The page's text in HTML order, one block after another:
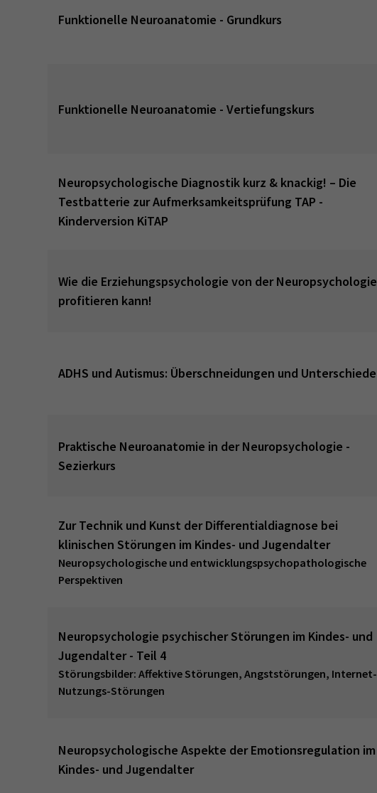
Funktionelle Neuroanatomie - Grundkurs
Funktionelle Neuroanatomie - Vertiefungskurs
Neuropsychologische Diagnostik kurz & knackig! – Die
Testbatterie zur Aufmerksamkeitsprüfung TAP -
Kinderversion KiTAP
Wie die Erziehungspsychologie von der Neuropsychologie
profitieren kann!
ADHS und Autismus: Überschneidungen und Unterschiede
Praktische Neuroanatomie in der Neuropsychologie -
Sezierkurs
Zur Technik und Kunst der Differentialdiagnose bei
klinischen Störungen im Kindes- und Jugendalter
Neuropsychologische und entwicklungspsychopathologische
Perspektiven
Neuropsychologie psychischer Störungen im Kindes- und
Jugendalter - Teil 4
Störungsbilder: Affektive Störungen, Angststörungen, Internet-
Nutzungs-Störungen
Neuropsychologische Aspekte der Emotionsregulation im
Kindes- und Jugendalter